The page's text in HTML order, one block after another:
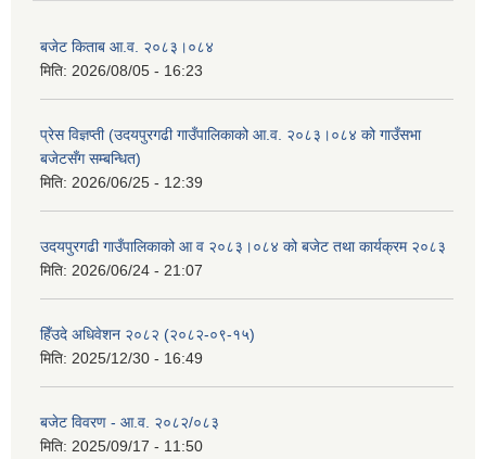
बजेट किताब आ.व. २०८३।०८४
मिति: 2026/08/05 - 16:23
प्रेस विज्ञप्ती (उदयपुरगढी गाउँपालिकाको आ.व. २०८३।०८४ को गाउँसभा
बजेटसँग सम्बन्धित)
मिति: 2026/06/25 - 12:39
उदयपुरगढी गाउँपालिकाको आ व २०८३।०८४ को बजेट तथा कार्यक्रम २०८३
मिति: 2026/06/24 - 21:07
हिँउदे अधिवेशन २०८२ (२०८२-०९-१५)
मिति: 2025/12/30 - 16:49
बजेट विवरण - आ.व. २०८२/०८३
मिति: 2025/09/17 - 11:50